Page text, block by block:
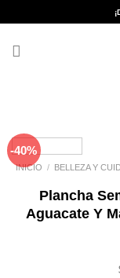
al
-40%
INICIO / BELLEZA Y
Plancha
Aguacate Y